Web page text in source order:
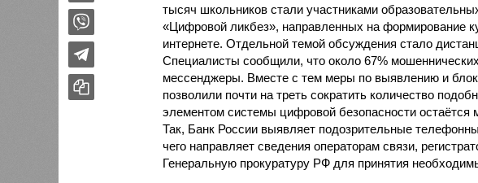
тысяч школьников стали участниками
«Цифровой ликбез», направленных на формирование
интернете. Отдельной темой обсуждения стало
Специалисты сообщили, что около 67%
мессенджеры. Вместе с тем меры по выявлению и
позволили почти на треть сократить количество
элементом системы цифровой безопасности остаётся
Так, Банк России выявляет подозрительные
чего направляет сведения операторам связи,
Генеральную прокуратуру РФ для принятия